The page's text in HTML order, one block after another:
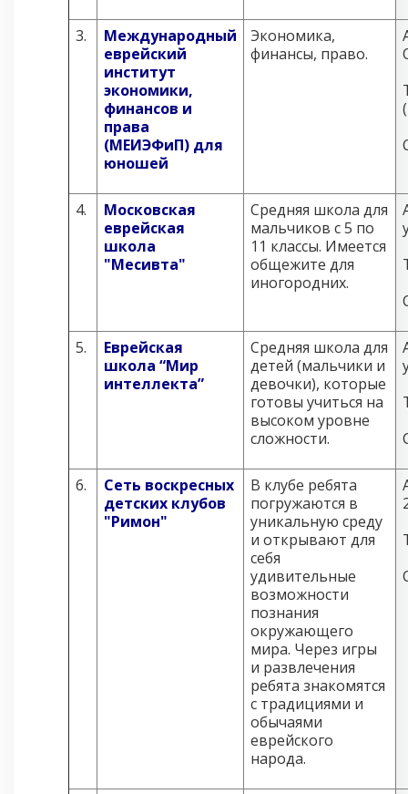
3.
Международный
еврейский
институт
экономики,
финансов и
права
(МЕИЭФиП) для
юношей
Экономика,
финансы, право.
4.
Московская
еврейская
школа
"Месивта"
Средняя школа для
мальчиков с 5 по
11 классы. Имеется
общежите для
иногородних.
5.
Еврейская
школа “Мир
интеллекта”
Средняя школа для
детей (мальчики и
девочки), которые
готовы учиться на
высоком уровне
сложности.
6.
Сеть воскресных
детских клубов
"Римон"
В клубе ребята
погружаются в
уникальную среду
и открывают для
себя
удивительные
возможности
познания
окружающего
мира. Через игры
и развлечения
ребята знакомятся
с традициями и
обычаями
еврейского
народа.